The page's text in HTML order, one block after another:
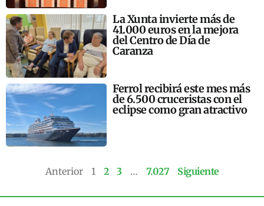
La Xunta invierte más de
41.000 euros en la mejora
del Centro de Día de
Caranza
Ferrol recibirá este mes más
de 6.500 cruceristas con el
eclipse como gran atractivo
Anterior 1 2 3 … 7.027 Siguiente